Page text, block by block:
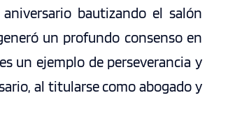
bautizando el salón
un profundo consenso en
un ejemplo de perseverancia y
al titularse como abogado y